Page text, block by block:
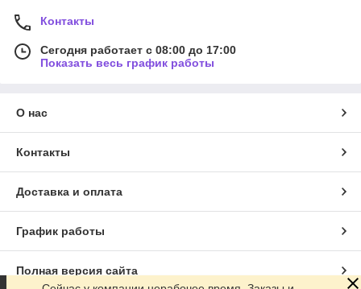
Контакты
Сегодня работает с 08:00 до 17:00
Показать весь график работы
О нас
Контакты
Доставка и оплата
График работы
Полная версия сайта